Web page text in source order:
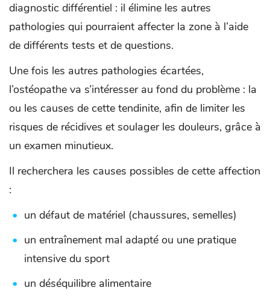
diagnostic différentiel : il élimine les autres
pathologies qui pourraient affecter la zone à l’aide
de différents tests et de questions.
Une fois les autres pathologies écartées,
l’ostéopathe va s’intéresser au fond du problème : la
ou les causes de cette tendinite, afin de limiter les
risques de récidives et soulager les douleurs, grâce à
un examen minutieux.
Il recherchera les causes possibles de cette affection
:
un défaut de matériel (chaussures, semelles)
un entraînement mal adapté ou une pratique
intensive du sport
un déséquilibre alimentaire